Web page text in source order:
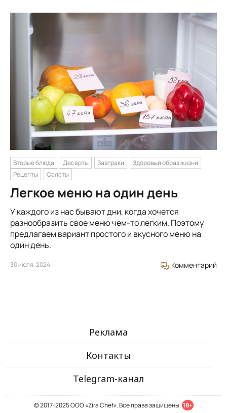
Вторые блюда Десерты Завтраки
Здоровый образ жизни
Рецепты
Салаты
Легкое меню на один день
У каждого из нас бывают дни, когда хочется
разнообразить свое меню чем-то легким. Поэтому
предлагаем вариант простого и вкусного меню на
один день.
30 июля, 2024 Комментарий
Реклама
Контакты
Telegram-канал
© 2017-2025 ООО «Zira Chef». Все права защищены. 18+